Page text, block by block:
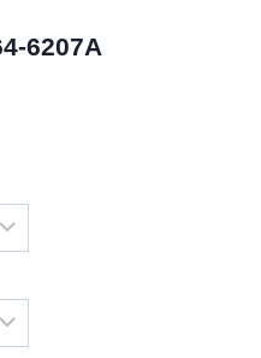
6207A